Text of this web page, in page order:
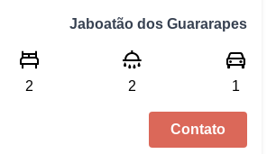
Jaboatão dos Guararapes
2 2 1
Contato